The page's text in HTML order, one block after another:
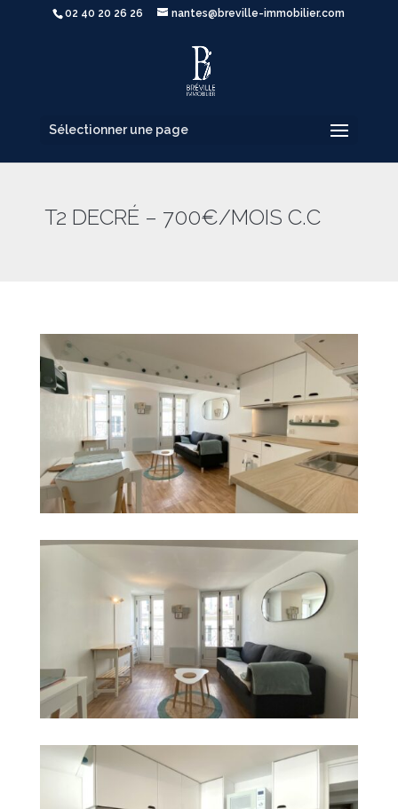
02 40 20 26 26 nantes@breville-immobilier.com
Sélectionner une page
T2 DECRÉ – 700€/MOIS C.C